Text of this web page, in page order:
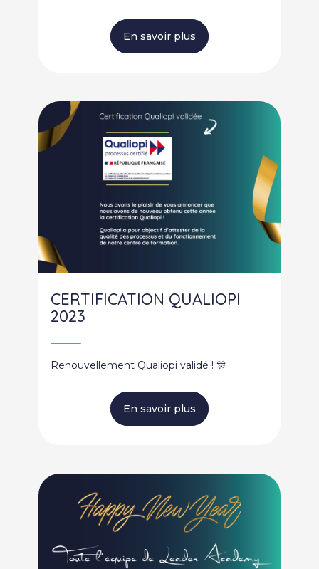
En savoir plus
CERTIFICATION QUALIOPI
2023
Renouvellement Qualiopi validé ! 🎊
En savoir plus